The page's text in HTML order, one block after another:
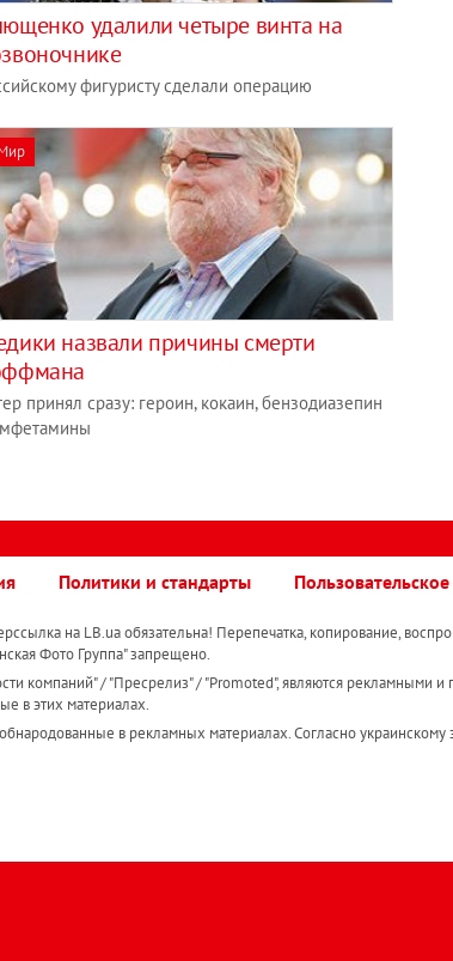
удалили четыре винта на
фигуристу сделали операцию
назвали причины смерти
принял сразу: героин, кокаин, бензодиазепин
Политики и стандарты
на LB.ua обязательна! Перепечатка, копирование,
Фото Группа" запрещено.
компаний" / "Пресрелиз" / "Promoted", являются рекламными и
в этих материалах.
в рекламных материалах. Согласно украинскому